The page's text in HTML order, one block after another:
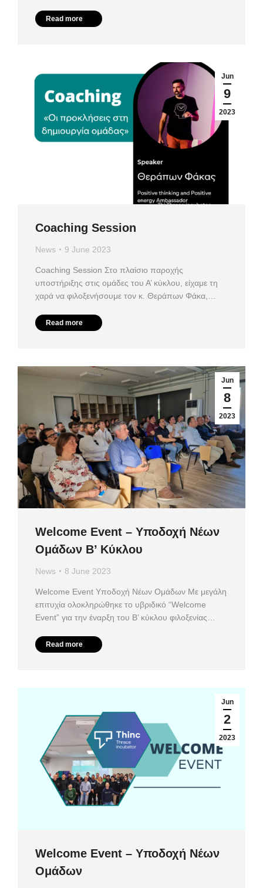
Read more
Jun
9
2023
Coaching Session
News 9 June 2023
Coaching Session Στο πλαίσιο παροχής
υποστήριξης στις ομάδες του Α’ κύκλου, είχαμε τη
χαρά να φιλοξενήσουμε τον κ. Θεράπων Φάκα,…
Read more
Jun
8
2023
Welcome Event – Υποδοχή Νέων
Ομάδων Β’ Κύκλου
News 8 June 2023
Welcome Event Υποδοχή Νέων Ομάδων Με μεγάλη
επιτυχία ολοκληρώθηκε το υβριδικό “Welcome
Event” για την έναρξη του Β’ κύκλου φιλοξενίας…
Read more
Jun
2
2023
Welcome Event – Υποδοχή Νέων
Ομάδων